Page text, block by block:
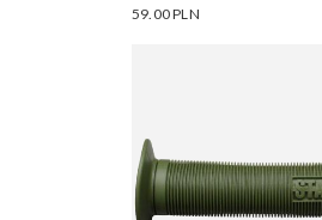
59.00 PLN